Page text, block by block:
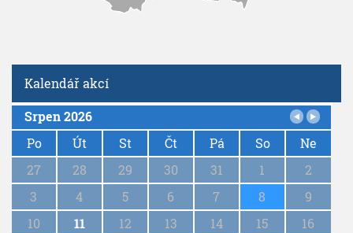
Kalendář akcí
P
g
a
Srpen 2026
Po
Út St Čt Pá So
Ne
27
28 29 30 31 1
2
3
4 5 6 7 8
9
10
11 12 13 14 15
16